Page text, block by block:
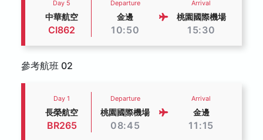
Day 5
中華航空
CI862
Departure
金邊
10:50
Arrival
桃園國際機場
15:30
參考航班 02
Day 1
長榮航空
BR265
Departure
桃園國際機場
08:45
Arrival
金邊
11:15